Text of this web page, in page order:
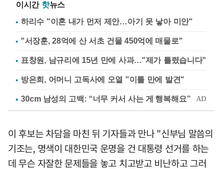
이시간 핫뉴스
하리수 "이혼 내가 먼저 제안…아기 못 낳아 미안"
"서장훈, 28억에 산 서초 건물 450억에 매물로"
표창원, 남규리에 15년 만에 사과…"제가 틀렸습니다"
방은희, 어머니 고독사에 오열 "이틀 만에 발견"
이 후보는 차담을 마친 뒤 기자들과 만나 "신부님 말씀의
기조는, 명색이 대한민국 운명을 건 대통령 선거를 하는
데 무슨 자잘한 문제들을 놓고 치고받고 비난하고 그러